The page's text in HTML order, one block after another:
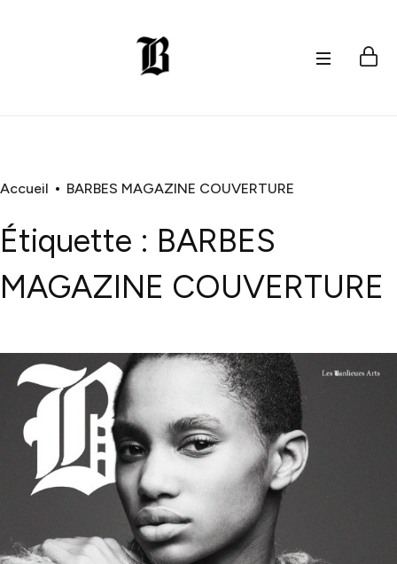
Accueil BARBES MAGAZINE COUVERTURE
Étiquette : BARBES
MAGAZINE COUVERTURE